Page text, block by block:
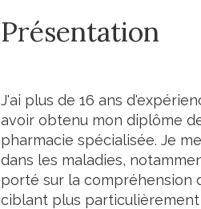
Présentation
J'ai plus de 16 ans
avoir obtenu mon diplôme
pharmacie spécialisée. Je
dans les maladies,
porté sur la compréhension
ciblant plus particulièrement